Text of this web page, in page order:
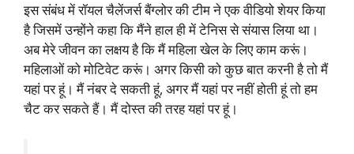
इस संबंध में रॉयल चैलेंजर्स बैंग्लोर की टीम ने एक वीडियो शेयर किया
है जिसमें उन्होंने कहा कि मैंने हाल ही में टेनिस से संयास लिया था।
अब मेरे जीवन का लक्षय है कि मैं महिला खेल के लिए काम करूं।
महिलाओं को मोटिवेट करूं। अगर किसी को कुछ बात करनी है तो मैं
यहां पर हूं। मैं नंबर दे सकती हूं, अगर मैं यहां पर नहीं होती हूं तो हम
चैट कर सकते हैं। मैं दोस्त की तरह यहां पर हूं।